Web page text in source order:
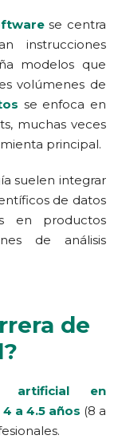
se centra
instrucciones
modelos que
volúmenes de
se enfoca en
muchas veces
principal.
suelen integrar
de datos
en productos
de análisis
de
artificial en
4 a 4.5 años (8 a